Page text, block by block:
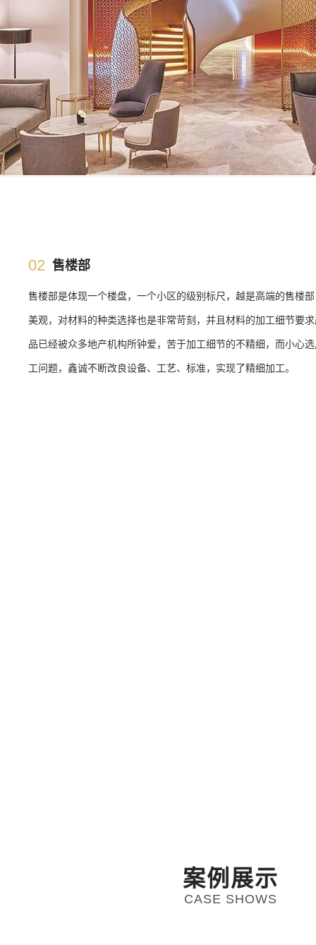
02 售楼部
售楼部是体现一个楼盘，一个小区的级别标尺，越是高端的售楼
美观，对材料的种类选择也是非常苛刻，并且材料的加工细节要
品已经被众多地产机构所钟爱，苦于加工细节的不精细，而小心
工问题，鑫诚不断改良设备、工艺、标准，实现了精细加工。
案例展示
CASE SHOWS